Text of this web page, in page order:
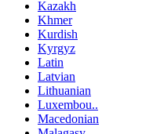
Kazakh
Khmer
Kurdish
Kyrgyz
Latin
Latvian
Lithuanian
Luxembou..
Macedonian